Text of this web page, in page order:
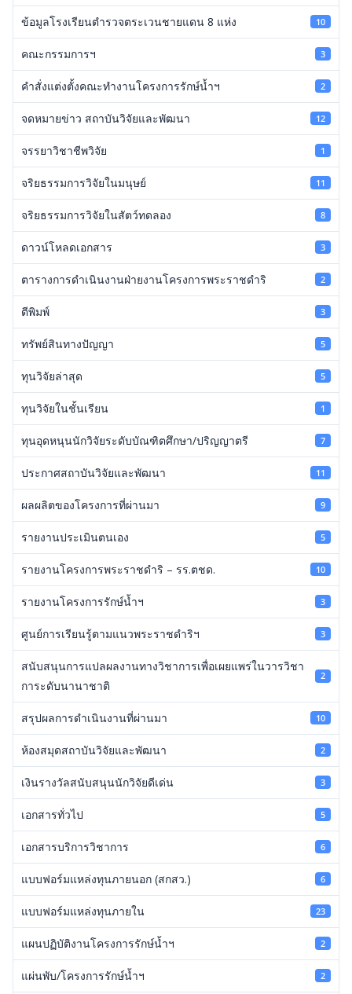
ข้อมูลโรงเรียนตำรวจตระเวนชายแดน 8 แห่ง 10
คณะกรรมการฯ 3
คำสั่งแต่งตั้งคณะทำงานโครงการรักษ์น้ำฯ 2
จดหมายข่าว สถาบันวิจัยและพัฒนา 12
จรรยาวิชาชีพวิจัย 1
จริยธรรมการวิจัยในมนุษย์ 11
จริยธรรมการวิจัยในสัตว์ทดลอง 8
ดาวน์โหลดเอกสาร 3
ตารางการดำเนินงานฝ่ายงานโครงการพระราชดำริ 2
ตีพิมพ์ 3
ทรัพย์สินทางปัญญา 5
ทุนวิจัยล่าสุด 5
ทุนวิจัยในชั้นเรียน 1
ทุนอุดหนุนนักวิจัยระดับบัณฑิตศึกษา/ปริญญาตรี 7
ประกาศสถาบันวิจัยและพัฒนา 11
ผลผลิตของโครงการที่ผ่านมา 9
รายงานประเมินตนเอง 5
รายงานโครงการพระราชดำริ – รร.ตชด. 10
รายงานโครงการรักษ์น้ำฯ 3
ศูนย์การเรียนรู้ตามแนวพระราชดำริฯ 3
สนับสนุนการแปลผลงานทางวิชาการเพื่อเผยแพร่ในวารวิชา
การะดับนานาชาติ
2
สรุปผลการดำเนินงานที่ผ่านมา 10
ห้องสมุดสถาบันวิจัยและพัฒนา 2
เงินรางวัลสนับสนุนนักวิจัยดีเด่น 3
เอกสารทั่วไป 5
เอกสารบริการวิชาการ 6
แบบฟอร์มแหล่งทุนภายนอก (สกสว.) 6
แบบฟอร์มแหล่งทุนภายใน 23
แผนปฏิบัติงานโครงการรักษ์น้ำฯ 2
แผ่นพับ/โครงการรักษ์น้ำฯ 2